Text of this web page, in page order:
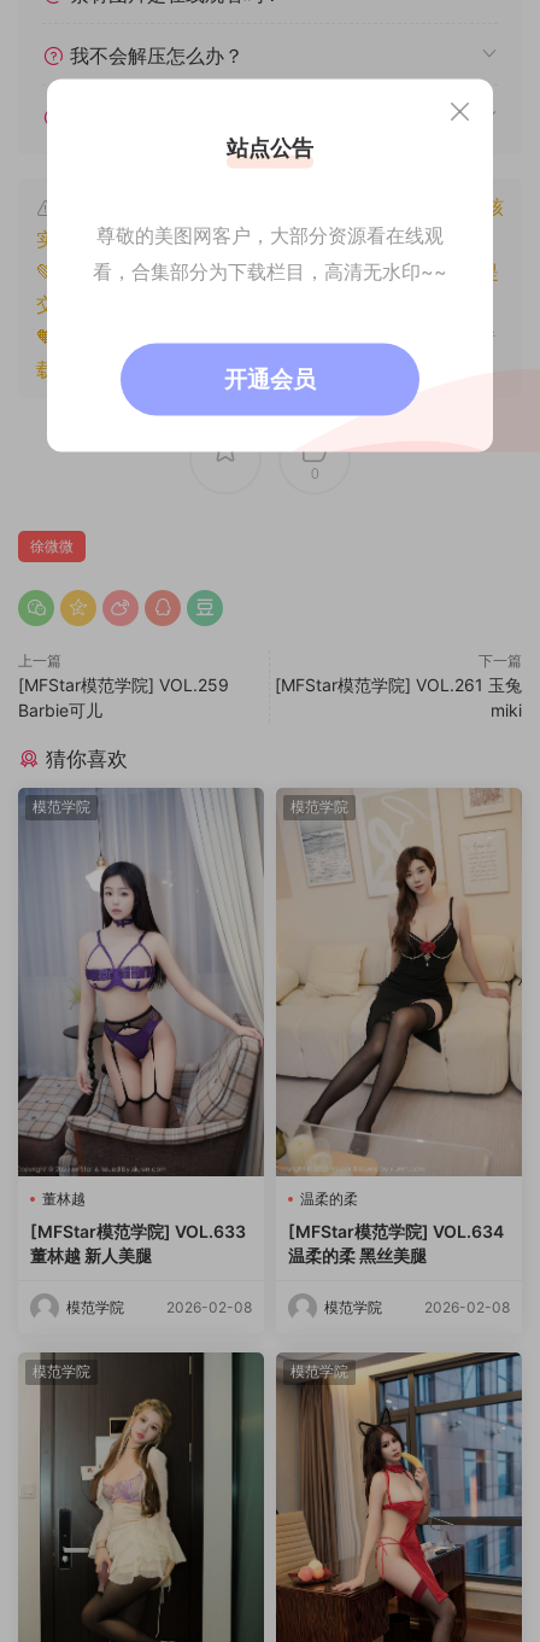
我不会解压怎么办？
本文资源仅供个人参考学习，请勿批量搬运，一经核
实将封禁账号权限！
💚本文资源均来源网友分享，若侵犯了您的权益可以提
交工单处理。
🧡原文链接：
，转
载请注明出处。
0
徐微微
上一篇
[MFStar模范学院] VOL.259
Barbie可儿
下一篇
[MFStar模范学院] VOL.261 玉兔
miki
猜你喜欢
模范学院
董林越
[MFStar模范学院] VOL.633
董林越 新人美腿
模范学院 2026-02-08
模范学院
温柔的柔
[MFStar模范学院] VOL.634
温柔的柔 黑丝美腿
模范学院 2026-02-08
模范学院 模范学院
站点公告
尊敬的美图网客户，大部分资源看在线观
看，合集部分为下载栏目，高清无水印~~
开通会员